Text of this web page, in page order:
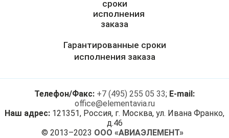
Гарантированные сроки
исполнения заказа
Телефон/Факс: +7 (495) 255 05 33; E-mail:
office@elementavia.ru
Наш адрес: 121351, Россия, г. Москва, ул. Ивана Франко,
д.46
© 2013–2023 ООО «АВИАЭЛЕМЕНТ»